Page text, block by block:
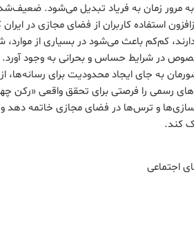
مرور زمان به فریاد تبدیل می‌شود.
استفاده کاربران از فضای مجازی در
کم‌کم باعث می‌شود در بسیاری از موارد،
در شرایط حساس و بحرانی به وجود آورد.
به جای ایجاد محدودیت برای رسانه‌ها،
رسمی را فرصتی برای تحقق واقعی «رکن
و ترس‌ها در فضای مجازی خاتمه دهد و
کند.
اجتماعی